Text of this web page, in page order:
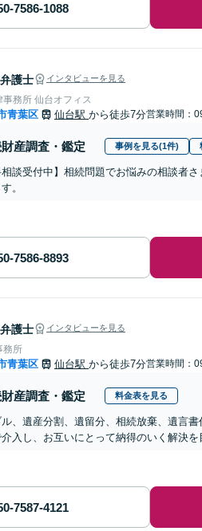
弁護士 インタビューを見る
務所 仙台オフィス
青葉区 仙台駅 から徒歩7分営業時間：
産調査・鑑定 事例を見る(1件)
相談受付中】相続問題でお悩みの相談者
。
弁護士 インタビューを見る
務所
青葉区 仙台駅 から徒歩7分営業時間：
産調査・鑑定 料金表を見る
、遺産分割、遺留分、相続放棄、遺言
入し、お互いにとって納得のいく解決